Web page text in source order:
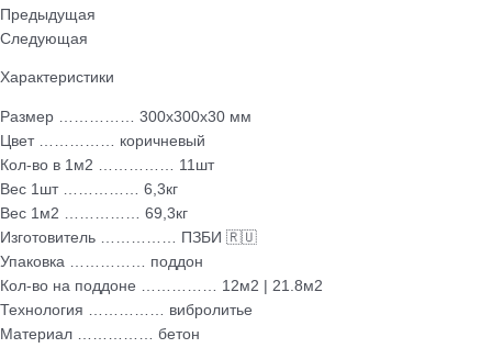
Предыдущая
Следующая
Характеристики
Размер …………… 300х300х30 мм
Цвет …………… коричневый
Кол-во в 1м2 …………… 11шт
Вес 1шт …………… 6,3кг
Вес 1м2 …………… 69,3кг
Изготовитель …………… ПЗБИ 🇷🇺
Упаковка …………… поддон
Кол-во на поддоне …………… 12м2 | 21.8м2
Технология …………… вибролитье
Материал …………… бетон